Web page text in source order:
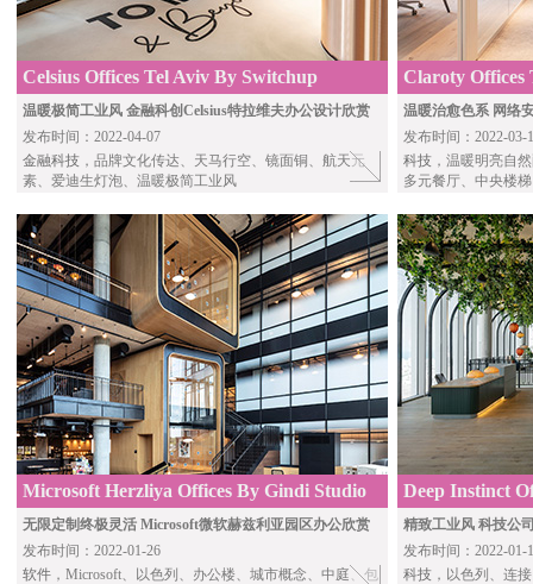
Celsius Offices Tel Aviv By Switchup
温暖极简工业风 金融科创Celsius特拉维夫办公设计欣赏
发布时间：2022-04-07
金融科技 ，品牌文化传达、天马行空、镜面铜、航天元
素、爱迪生灯泡、温暖极简工业风
Claroty Offices
温暖治愈色系 网络
发布时间：2022-03-
科技 ，温暖明亮自
多元餐厅、中央楼
Microsoft Herzliya Offices By Gindi Studio
无限定制终极灵活 Microsoft微软赫兹利亚园区办公欣赏
发布时间：2022-01-26
软件 ，Microsoft、以色列、办公楼、城市概念、中庭、包
Deep Instinct
Studio
精致工业风 科技公
发布时间：2022-01-
科技 ，以色列、连